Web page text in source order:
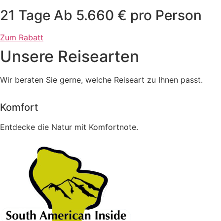
21 Tage Ab 5.660 € pro Person
Zum Rabatt
Unsere Reisearten
Wir beraten Sie gerne, welche Reiseart zu Ihnen passt.
Komfort
Entdecke die Natur mit Komfortnote.